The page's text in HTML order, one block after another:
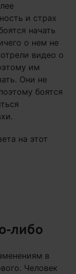
и страх
начать
о нем не
видео о
им
Они не
боятся
на этот
либо
в
Человек